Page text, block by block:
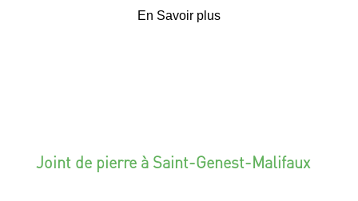
En Savoir plus
Joint de pierre à Saint-Genest-Malifaux